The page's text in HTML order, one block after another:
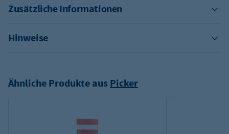
Zusätzliche Informationen
Hinweise
Ähnliche Produkte aus Picker